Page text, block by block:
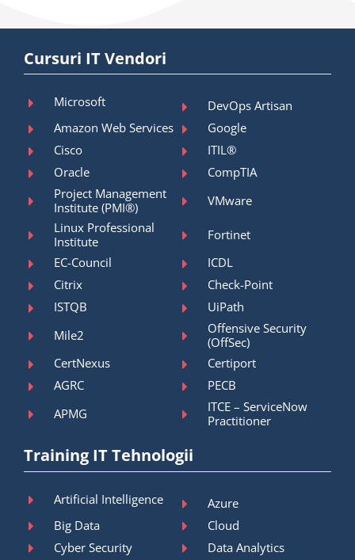
Cursuri IT Vendori
Microsoft
DevOps Artisan
Amazon Web Services
Google
Cisco
ITIL®
Oracle
CompTIA
Project Management
Institute (PMI®)
VMware
Linux Professional
Institute
Fortinet
EC-Council
ICDL
Citrix
Check-Point
ISTQB
UiPath
Mile2
Offensive Security
(OffSec)
CertNexus
Certiport
AGRC
PECB
APMG
ITCE – ServiceNow
Practitioner
Training IT Tehnologii
Artificial Intelligence
Azure
Big Data
Cloud
Cyber Security
Data Analytics